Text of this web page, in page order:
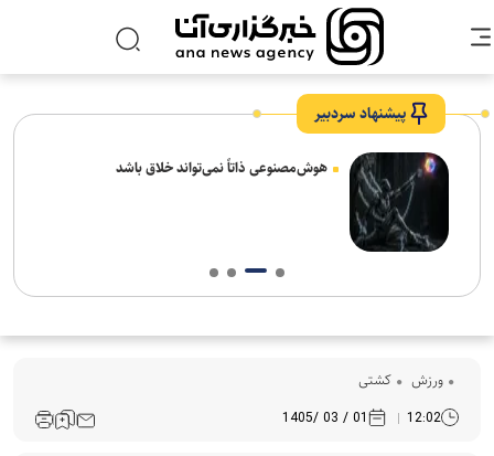
پیشنهاد سردبیر
هوش‌مصنوعی ذاتاً نمی‌تواند خلاق باشد
ورزش کشتی
12:02
01 / 03 /1405